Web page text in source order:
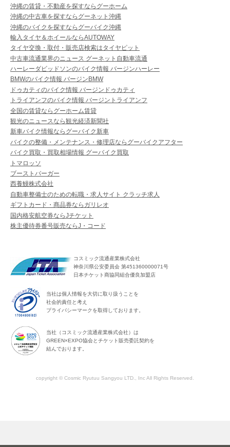
沖縄の賃貸・不動産を探すならグーホーム
沖縄の中古車を探すならグーネット沖縄
沖縄のバイクを探すならグーバイク沖縄
輸入タイヤ＆ホイールならAUTOWAY
タイヤ交換・取付・販売店検索はタイヤピット
中古車流通業界のニュース グーネット自動車流通
ハーレーダビッドソンのバイク情報 バージンハーレー
BMWのバイク情報 バージンBMW
ドゥカティのバイク情報 バージンドゥカティ
トライアンフのバイク情報 バージントライアンフ
全国の賃貸ならグーホーム賃貸
観光のニュースなら観光経済新聞社
新車バイク情報ならグーバイク新車
バイクの整備・メンテナンス・修理店ならグーバイクアフター
バイク買取・買取相場情報 グーバイク買取
トマロッソ
ブーストバーガー
西養鰻株式会社
自動車整備士のための転職・求人サイト クラッチ求人
ギフトカード・商品券ならガリレオ
国内格安航空券ならJチケット
株主優待券番号販売ならJ・コード
コスミック流通産業株式会社
神奈川県公安委員会 第451360000071号
日本チケット商協同組合優良加盟店
当社は個人情報を大切に取り扱うことを
社会的責任と考え
プライバシーマークを取得しております。
当社（コスミック流通産業株式会社）は
GREEN×EXPO協会とチケット販売委託契約を
結んでおります。
copyright © Cosmic Ryutuu Sangyou LTD., Inc All Rights Reserved.